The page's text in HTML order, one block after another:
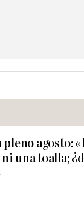
pleno agosto:
una toalla;